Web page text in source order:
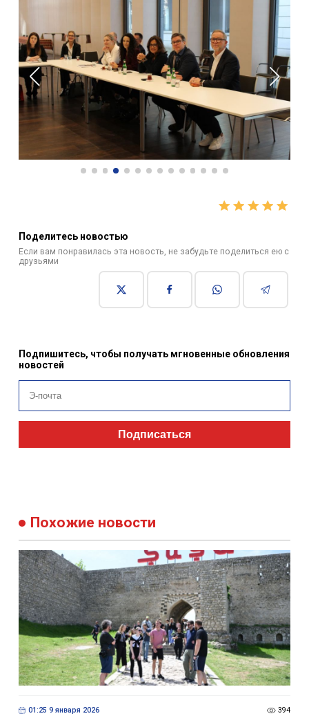
Поделитесь новостью
Если вам понравилась эта новость, не забудьте поделиться ею с
друзьями
Подпишитесь, чтобы получать мгновенные обновления
новостей
Подписаться
Похожие новости
01:25 9 января 2026 394